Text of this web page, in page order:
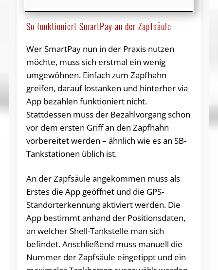
So funktioniert SmartPay an der Zapfsäule
Wer SmartPay nun in der Praxis nutzen
möchte, muss sich erstmal ein wenig
umgewöhnen. Einfach zum Zapfhahn
greifen, darauf lostanken und hinterher via
App bezahlen funktioniert nicht.
Stattdessen muss der Bezahlvorgang schon
vor dem ersten Griff an den Zapfhahn
vorbereitet werden – ähnlich wie es an SB-
Tankstationen üblich ist.
An der Zapfsäule angekommen muss als
Erstes die App geöffnet und die GPS-
Standorterkennung aktiviert werden. Die
App bestimmt anhand der Positionsdaten,
an welcher Shell-Tankstelle man sich
befindet. Anschließend muss manuell die
Nummer der Zapfsäule eingetippt und ein